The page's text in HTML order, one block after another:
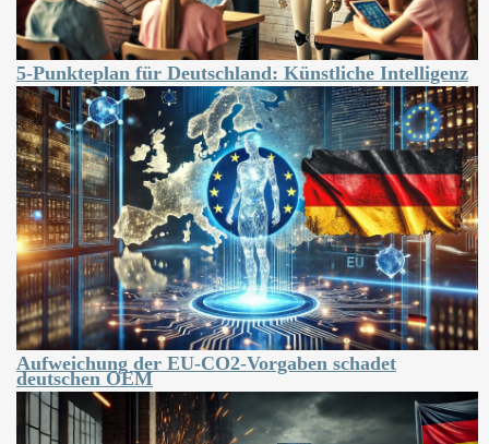
5-Punkteplan für Deutschland: Künstliche Intelligenz
Aufweichung der EU-CO2-Vorgaben schadet
deutschen OEM